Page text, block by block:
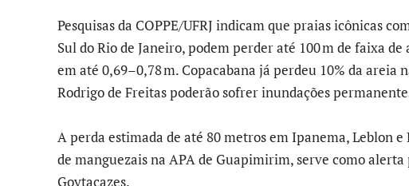
Pesquisas da COPPE/UFRJ indicam que praias icônicas
Sul do Rio de Janeiro, podem perder até 100 m de faixa
em até 0,69–0,78 m. Copacabana já perdeu 10% da areia
Rodrigo de Freitas poderão sofrer inundações
A perda estimada de até 80 metros em Ipanema, Leblon
de manguezais na APA de Guapimirim, serve como
Goytacazes.